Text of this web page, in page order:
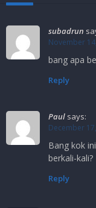
subadrun
November
bang apa
Reply
Paul says:
December
Bang kok
berkali-kali?
Reply